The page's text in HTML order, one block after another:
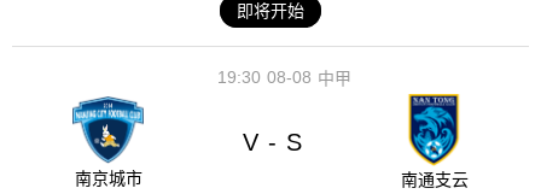
即将开始
08-08
19:30 中甲
南京城市
V - S
南通支云